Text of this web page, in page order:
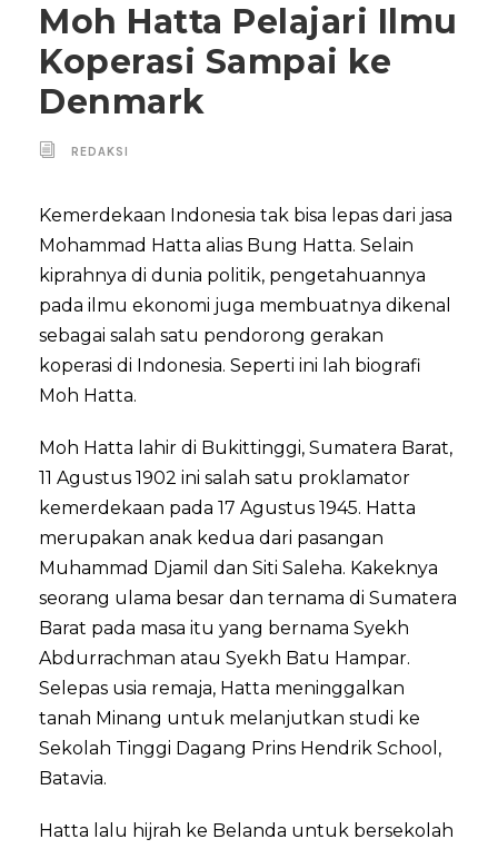
Moh Hatta Pelajari Ilmu
Koperasi Sampai ke
Denmark
REDAKSI
Kemerdekaan Indonesia tak bisa lepas dari jasa
Mohammad Hatta alias Bung Hatta. Selain
kiprahnya di dunia politik, pengetahuannya
pada ilmu ekonomi juga membuatnya dikenal
sebagai salah satu pendorong gerakan
koperasi di Indonesia. Seperti ini lah biografi
Moh Hatta.
Moh Hatta lahir di Bukittinggi, Sumatera Barat,
11 Agustus 1902 ini salah satu proklamator
kemerdekaan pada 17 Agustus 1945. Hatta
merupakan anak kedua dari pasangan
Muhammad Djamil dan Siti Saleha. Kakeknya
seorang ulama besar dan ternama di Sumatera
Barat pada masa itu yang bernama Syekh
Abdurrachman atau Syekh Batu Hampar.
Selepas usia remaja, Hatta meninggalkan
tanah Minang untuk melanjutkan studi ke
Sekolah Tinggi Dagang Prins Hendrik School,
Batavia.
Hatta lalu hijrah ke Belanda untuk bersekolah